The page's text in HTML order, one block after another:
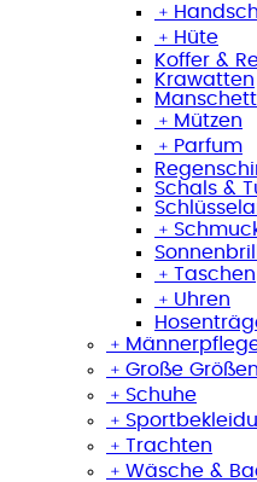
﹢
﹢ Hüte
Koffer &
Krawatten
﹢ Mützen
﹢ Parfum
Schals &
﹢
﹢ Taschen
﹢ Uhren
﹢
﹢ Große Größen
﹢ Schuhe
﹢
﹢ Trachten
﹢ Wäsche &